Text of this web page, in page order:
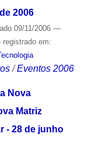
2006
09/11/2006 —
em:
/Eventos 2006
Nova
Matriz
- 28 de junho